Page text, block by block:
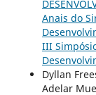
Anais do
III
Dyllan
Adelar